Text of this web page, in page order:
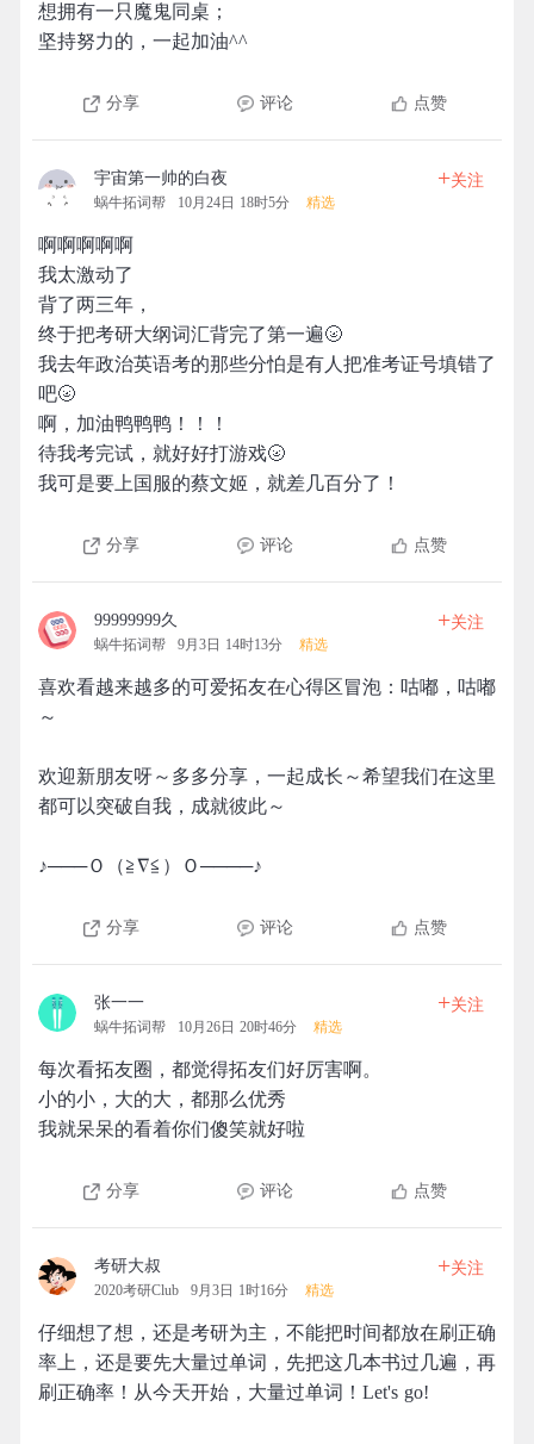
想拥有一只魔鬼同桌；
坚持努力的，一起加油^^
分享 评论 点赞
宇宙第一帅的白夜
蜗牛拓词帮 10月24日 18时5分 精选
+关注
啊啊啊啊啊
我太激动了
背了两三年，
终于把考研大纲词汇背完了第一遍🌝
我去年政治英语考的那些分怕是有人把准考证号填错了
吧🌝
啊，加油鸭鸭鸭！！！
待我考完试，就好好打游戏🌝
我可是要上国服的蔡文姬，就差几百分了！
分享 评论 点赞
99999999久
蜗牛拓词帮 9月3日 14时13分 精选
+关注
喜欢看越来越多的可爱拓友在心得区冒泡：咕嘟，咕嘟
～
欢迎新朋友呀～多多分享，一起成长～希望我们在这里
都可以突破自我，成就彼此～
♪───Ｏ（≧∇≦）Ｏ────♪
分享 评论 点赞
张一一
蜗牛拓词帮 10月26日 20时46分 精选
+关注
每次看拓友圈，都觉得拓友们好厉害啊。
小的小，大的大，都那么优秀
我就呆呆的看着你们傻笑就好啦
分享 评论 点赞
考研大叔
2020考研Club 9月3日 1时16分 精选
+关注
仔细想了想，还是考研为主，不能把时间都放在刷正确
率上，还是要先大量过单词，先把这几本书过几遍，再
刷正确率！从今天开始，大量过单词！Let's go!